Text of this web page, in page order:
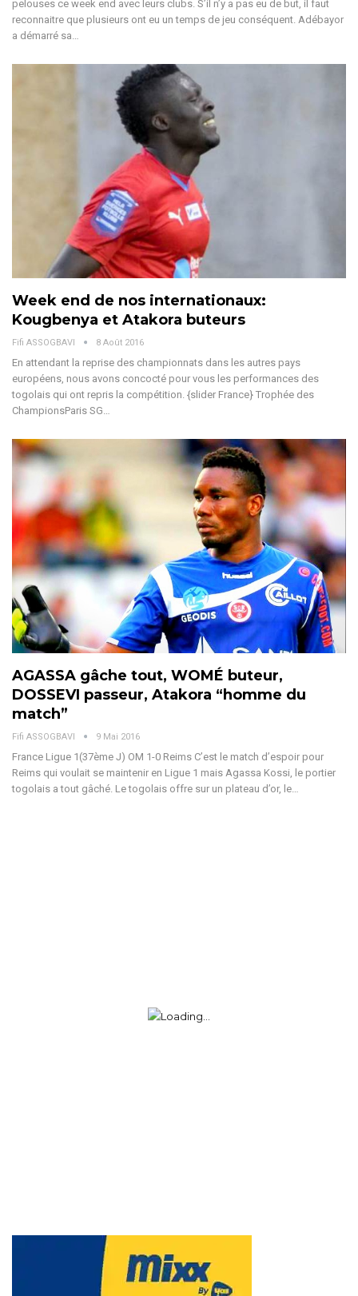
pelouses ce week end avec leurs clubs. S’il n’y a pas eu de but, il faut
reconnaitre que plusieurs ont eu un temps de jeu conséquent. Adébayor
a démarré sa…
Week end de nos internationaux:
Kougbenya et Atakora buteurs
Fifi ASSOGBAVI 8 Août 2016
En attendant la reprise des championnats dans les autres pays
européens, nous avons concocté pour vous les performances des
togolais qui ont repris la compétition. {slider France} Trophée des
ChampionsParis SG…
AGASSA gâche tout, WOMÉ buteur,
DOSSEVI passeur, Atakora “homme du
match”
Fifi ASSOGBAVI 9 Mai 2016
France Ligue 1(37ème J) OM 1-0 Reims C’est le match d’espoir pour
Reims qui voulait se maintenir en Ligue 1 mais Agassa Kossi, le portier
togolais a tout gâché. Le togolais offre sur un plateau d’or, le…